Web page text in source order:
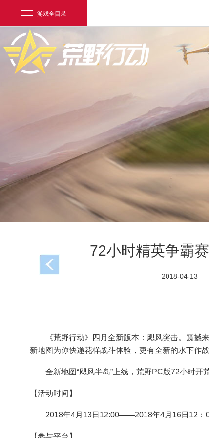
游戏全目录
网易游戏
游戏爱好者
72小时精英争霸
2018-04-13
《荒野行动》四月全新版本：飓风突击。震撼
新地图为你快递花样战斗体验，更有全新的水下作
全新地图“飓风半岛”上线，荒野PC版72小时开
【活动时间】
2018年4月13日12:00——2018年4月16日12：
【参与平台】